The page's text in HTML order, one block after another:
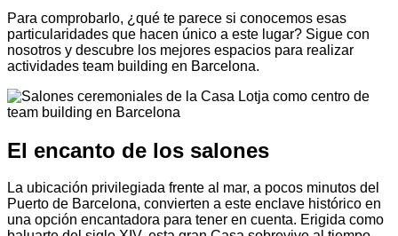
Para comprobarlo, ¿qué te parece si conocemos esas
particularidades que hacen único a este lugar? Sigue con
nosotros y descubre los mejores espacios para realizar
actividades team building en Barcelona.
El encanto de los salones
La ubicación privilegiada frente al mar, a pocos minutos del
Puerto de Barcelona, convierten a este enclave histórico en
una opción encantadora para tener en cuenta. Erigida como